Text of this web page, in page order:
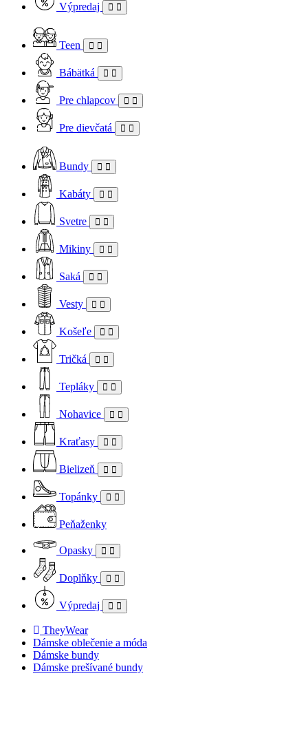
Výpredaj
Teen
Bábätká
Pre chlapcov
Pre dievčatá
Bundy
Kabáty
Svetre
Mikiny
Saká
Vesty
Košeľe
Tričká
Tepláky
Nohavice
Kraťasy
Bielizeň
Topánky
Peňaženky
Opasky
Doplňky
Výpredaj
TheyWear
Dámske oblečenie a móda
Dámske bundy
Dámske prešívané bundy